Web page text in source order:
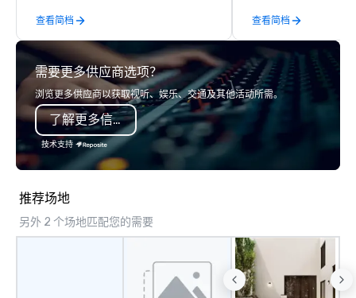
understands how to support both
creative vision and technical
precision. From large-scale festivals
and national touring acts to corporate
meetings and galas, BHS provides
scalable production tailored to each
event. As a long-time production
partner for major events like ACL
Festival and projects with brands
such as Apple and Formula 1, we bring
the flexibility and personal attention
planners need. Event planners trust
BHS for reliable communication,
with industry-leading technology
from brands like d&b audiotechnik,
查看简档
while helping clients
costs. Trusted by top
across all industries,
visions to life and
event creates lasting
查看简档
需要更多供应商选项？
浏览更多供应商以获取视听、娱乐、交通及其他活动所需。
了解更多信息
技术支持
推荐场地
另外 2 个场地匹配您的需要